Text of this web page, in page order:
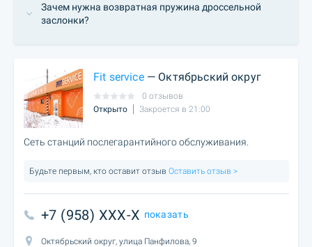
Зачем нужна возвратная пружина дроссельной
заслонки?
Fit service— Октябрьский округ
0 отзывов
Открыто
Закроется в 21:00
Сеть станций послегарантийного обслуживания.
Будьте первым, кто оставит отзыв Оставить отзыв >
+7 (958) XXX-X показать
Октябрьский округ, улица Панфилова, 9